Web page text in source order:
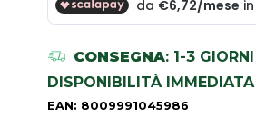
CONSEGNA: 1-3 GIORNI
DISPONIBILITÀ IMMEDIATA
EAN: 8009991045986